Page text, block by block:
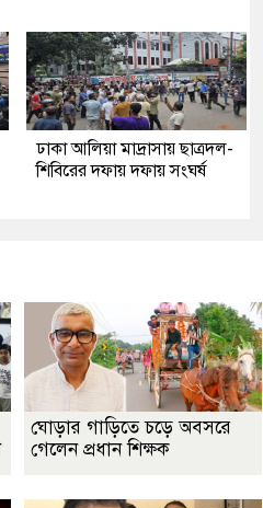
ঢাকা আলিয়া মাদ্রাসায় ছাত্রদল-
শিবিরের দফায় দফায় সংঘর্ষ
ঘোড়ার গাড়িতে চড়ে অবসরে
গেলেন প্রধান শিক্ষক